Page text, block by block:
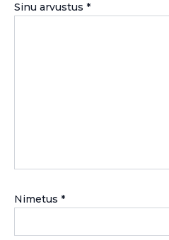
Sinu arvustus *
Nimetus *